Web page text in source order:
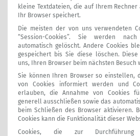
kleine Textdateien, die auf Ihrem
Ihr Browser speichert.
Die meisten der von uns verwendeten
“Session-Cookies”. Sie werden
automatisch gelöscht. Andere Cookies
gespeichert bis Sie diese löschen.
uns, Ihren Browser beim nächsten Besuch
Sie können Ihren Browser so einstellen,
von Cookies informiert werden und
erlauben, die Annahme von Cookies
generell ausschließen sowie das
beim Schließen des Browser aktivieren.
Cookies kann die Funktionalität dieser
Cookies, die zur Durchführung